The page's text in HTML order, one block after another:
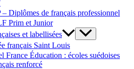
– Diplômes de français professionnel
Prim et Junior
et labellisées
français Saint Louis
France Éducation : écoles suédoises
renforcé